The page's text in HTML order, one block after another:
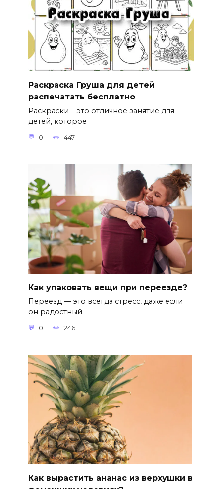
Раскраска Груша для детей
распечатать бесплатно
Раскраски – это отличное занятие для
детей, которое
0 447
Как упаковать вещи при переезде?
Переезд — это всегда стресс, даже если
он радостный.
0 246
Как вырастить ананас из верхушки в